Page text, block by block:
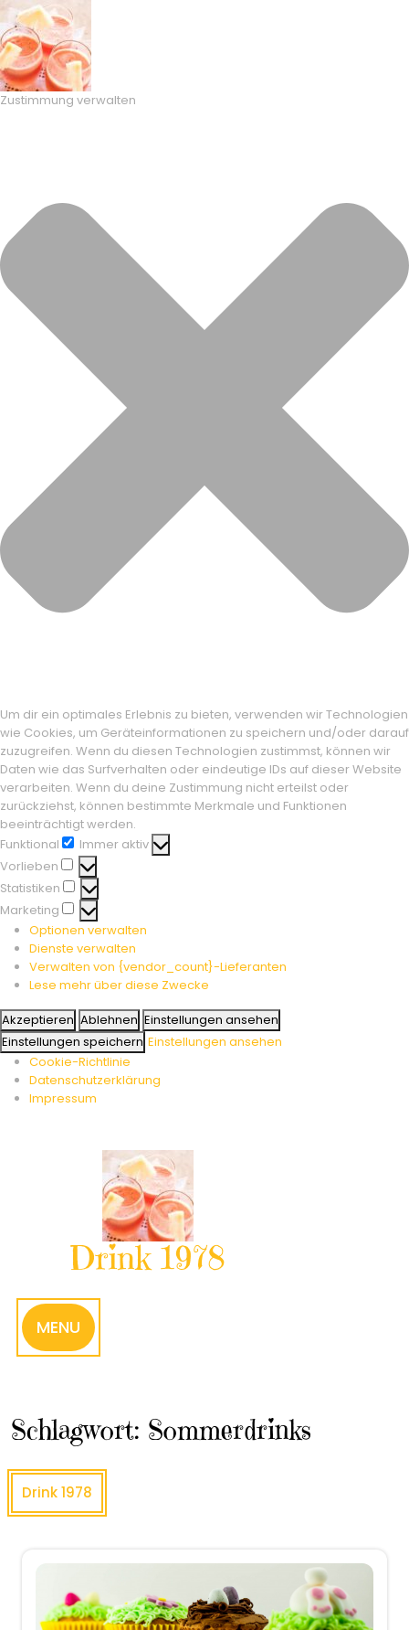
Zustimmung verwalten
Um dir ein optimales Erlebnis zu bieten, verwenden wir Technologien
wie Cookies, um Geräteinformationen zu speichern und/oder darauf
zuzugreifen. Wenn du diesen Technologien zustimmst, können wir
Daten wie das Surfverhalten oder eindeutige IDs auf dieser Website
verarbeiten. Wenn du deine Zustimmung nicht erteilst oder
zurückziehst, können bestimmte Merkmale und Funktionen
beeinträchtigt werden.
Funktional
Funktional
Immer aktiv
Vorlieben
Vorlieben
Statistiken
Statistiken
Marketing
Marketing
Optionen verwalten
Dienste verwalten
Verwalten von {vendor_count}-Lieferanten
Lese mehr über diese Zwecke
Akzeptieren Ablehnen Einstellungen ansehen
Einstellungen speichern Einstellungen ansehen
Cookie-Richtlinie
Datenschutzerklärung
Impressum
Drink 1978
MENU
Schlagwort: Sommerdrinks
Drink 1978